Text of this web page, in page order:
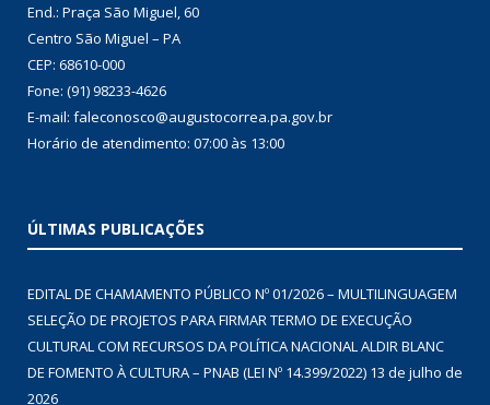
End.: Praça São Miguel, 60
Centro São Miguel – PA
CEP: 68610-000
Fone: (91) 98233-4626
E-mail: faleconosco@augustocorrea.pa.gov.br
Horário de atendimento: 07:00 às 13:00
ÚLTIMAS PUBLICAÇÕES
EDITAL DE CHAMAMENTO PÚBLICO Nº 01/2026 – MULTILINGUAGEM
SELEÇÃO DE PROJETOS PARA FIRMAR TERMO DE EXECUÇÃO
CULTURAL COM RECURSOS DA POLÍTICA NACIONAL ALDIR BLANC
DE FOMENTO À CULTURA – PNAB (LEI Nº 14.399/2022) 13 de julho de
2026